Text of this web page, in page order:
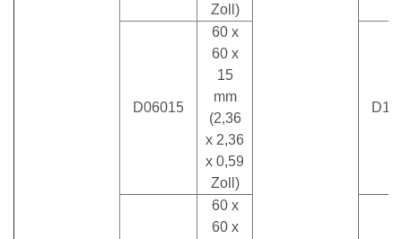
Zoll)
D06015
60 x
60 x
15
mm
(2,36
x 2,36
x 0,59
Zoll)
60 x
60 x